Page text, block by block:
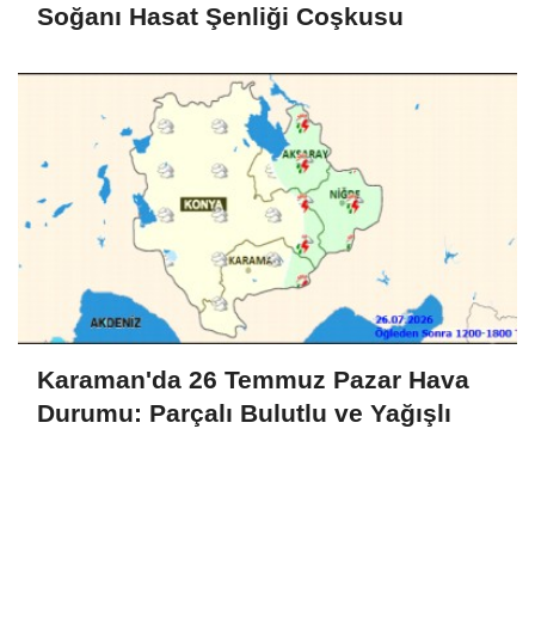
Soğanı Hasat Şenliği Coşkusu
Karaman'da 26 Temmuz Pazar Hava
Durumu: Parçalı Bulutlu ve Yağışlı